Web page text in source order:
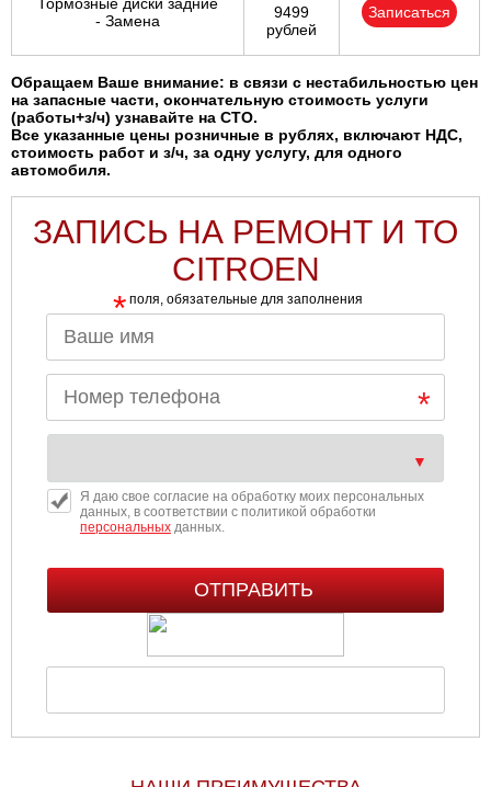
Тормозные диски задние
- Замена
9499
рублей
Записаться
Обращаем Ваше внимание: в связи с нестабильностью цен
на запасные части, окончательную стоимость услуги
(работы+з/ч) узнавайте на СТО.
Все указанные цены розничные в рублях, включают НДС,
стоимость работ и з/ч, за одну услугу, для одного
автомобиля.
ЗАПИСЬ НА РЕМОНТ И ТО
CITROEN
* поля, обязательные для заполнения
Я даю свое согласие на обработку моих персональных
данных, в соответствии с политикой обработки
персональныхданных.